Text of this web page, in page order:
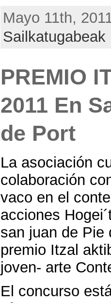
Mayo 11th,
Sailkatugabeak
PREMIO
2011 En
de Port
La asociación
colaboración
vaco en el
acciones
san juan de Pie
premio Itzal
joven- arte
El concurso